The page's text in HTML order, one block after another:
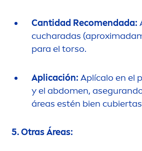
Cantidad Recomendada:
cucharadas (aproximada
para el torso.
Aplicación: Aplícalo en el
y el abdomen,
áreas estén bien
5. Otras Áreas: